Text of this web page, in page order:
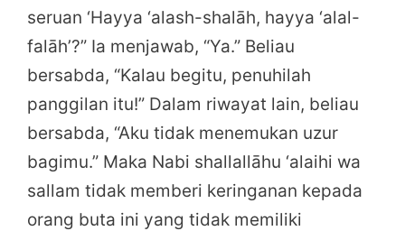
seruan ‘Hayya ‘alash-shalāh, hayya ‘alal-
falāh’?” Ia menjawab, “Ya.” Beliau
bersabda, “Kalau begitu, penuhilah
panggilan itu!” Dalam riwayat lain, beliau
bersabda, “Aku tidak menemukan uzur
bagimu.” Maka Nabi shallallāhu ‘alaihi wa
sallam tidak memberi keringanan kepada
orang buta ini yang tidak memiliki